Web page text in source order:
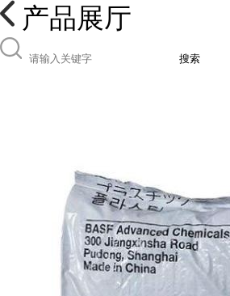
产品展厅
搜索